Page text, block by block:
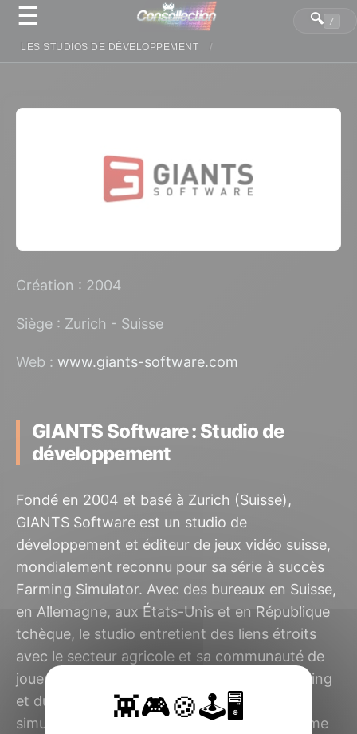
☰
LES STUDIOS DE DÉVELOPPEMENT
🔍 /
Création : 2004
Siège : Zurich - Suisse
Web : www.giants-software.com
GIANTS Software : Studio de
développement
Fondé en 2004 et basé à Zurich (Suisse),
GIANTS Software est un studio de
développement et éditeur de jeux vidéo suisse,
mondialement reconnu pour sa série à succès
Farming Simulator. Avec des bureaux en Suisse,
en Allemagne, aux États-Unis et en République
tchèque, le studio entretient des liens étroits
avec le secteur agricole et sa communauté de
joueurs. Pionnier dans l’intégration du modding
et du jeu compétitif dans le monde de la
simulation, GIANTS Software s’impose comme
Panneau de gestion des cookies